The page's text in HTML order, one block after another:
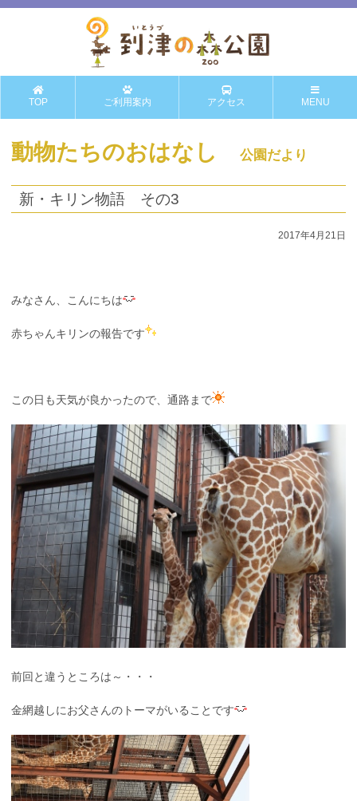
TOP ご利用案内 アクセス MENU
動物たちのおはなし 公園だより
新・キリン物語 その3
2017年4月21日
みなさん、こんにちは
赤ちゃんキリンの報告です
この日も天気が良かったので、通路まで
前回と違うところは～・・・
金網越しにお父さんのトーマがいることです